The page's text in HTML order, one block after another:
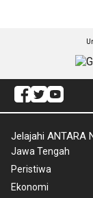
Jelajahi ANTARA
Jawa Tengah
Peristiwa
Ekonomi